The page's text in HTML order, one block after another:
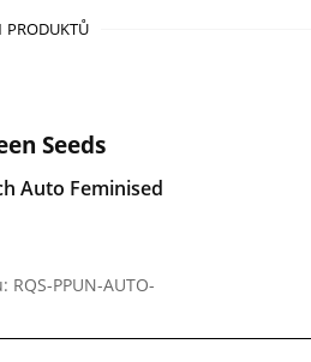
PRODUKTŮ
Seeds
Auto Feminised
PPUN-AUTO-